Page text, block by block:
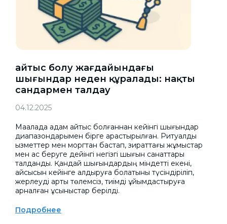
Қайтыс болу жағдайындағы
шығындар неден құралады: нақты
сандармен талдау
04.12.2025
Мақалада адам қайтыс болғаннан кейінгі шығындар
диапазондарымен бірге қарастырылған. Ритуалдық
қызметтер мен моргтан бастап, зираттағы жұмыстар
мен ас беруге дейінгі негізгі шығын санаттары
талданды. Қандай шығындардың міндетті екені,
қайсысын кейінге қалдыруға болатыны түсіндіріліп,
жерлеуді артық төлемсіз, тиімді ұйымдастыруға
арналған ұсыныстар берілді.
Подробнее